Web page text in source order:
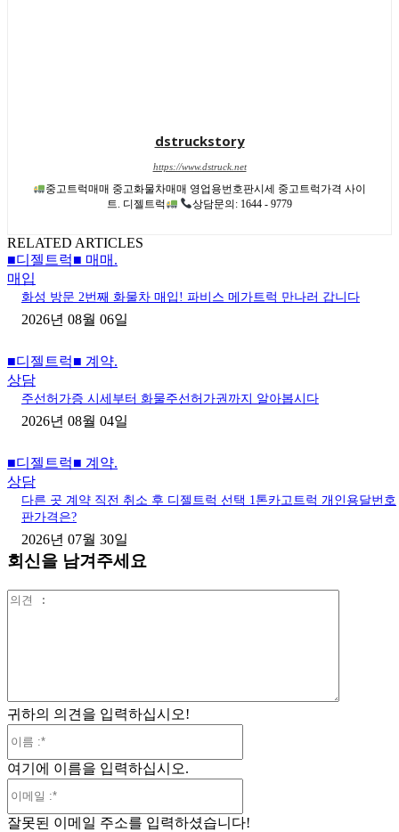
dstruckstory
https://www.dstruck.net
중고트럭매매 중고화물차매매 영업용번호판시세 중고트럭가격 사이
트. 디젤트럭
상담문의: 1644 - 9779
RELATED ARTICLES
■디젤트럭■ 매매.
매입
화성 방문 2번째 화물차 매입! 파비스 메가트럭 만나러 갑니다
2026년 08월 06일
■디젤트럭■ 계약.
상담
주선허가증 시세부터 화물주선허가권까지 알아봅시다
2026년 08월 04일
■디젤트럭■ 계약.
상담
다른 곳 계약 직전 취소 후 디젤트럭 선택 1톤카고트럭 개인용달번호
판가격은?
2026년 07월 30일
회신을 남겨주세요
귀하의 의견을 입력하십시오!
여기에 이름을 입력하십시오.
일
잘못된 이메일 주소를 입력하셨습니다!